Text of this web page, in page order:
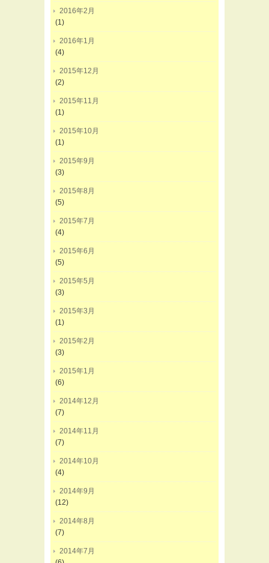
2016年2月
(1)
2016年1月
(4)
2015年12月
(2)
2015年11月
(1)
2015年10月
(1)
2015年9月
(3)
2015年8月
(5)
2015年7月
(4)
2015年6月
(5)
2015年5月
(3)
2015年3月
(1)
2015年2月
(3)
2015年1月
(6)
2014年12月
(7)
2014年11月
(7)
2014年10月
(4)
2014年9月
(12)
2014年8月
(7)
2014年7月